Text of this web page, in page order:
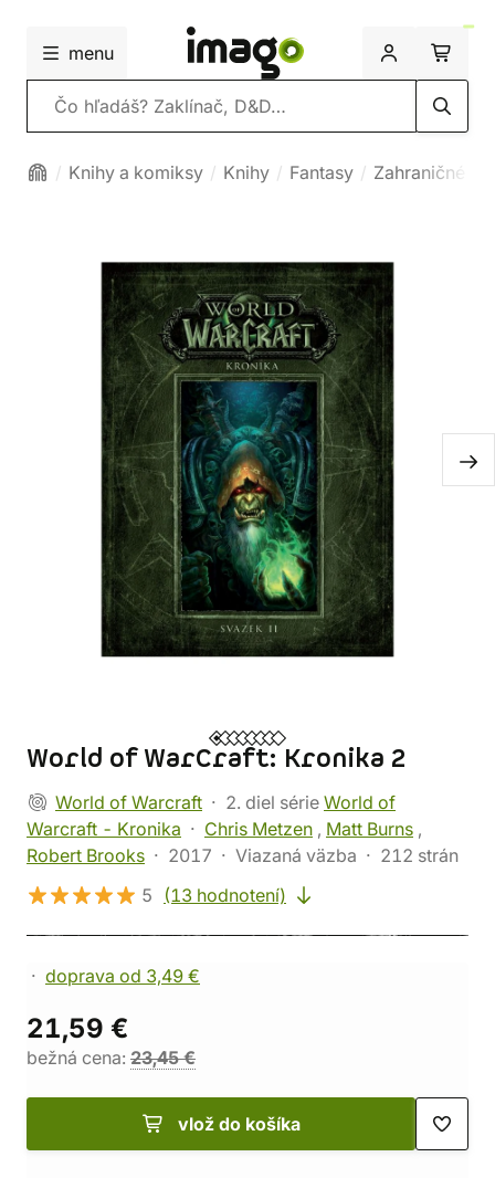
menu
Vyhľadávanie
Knihy a komiksy Knihy Fantasy Zahraničné
World of WarCraft: Kronika 2
World of Warcraft 2. diel série World of
Warcraft - Kronika
Chris Metzen , Matt Burns ,
Robert Brooks
2017 Viazaná väzba
212 strán
5
(13 hodnotení)
doprava od 3,49 €
21,59 €
bežná cena: 23,45 €
vlož do košíka